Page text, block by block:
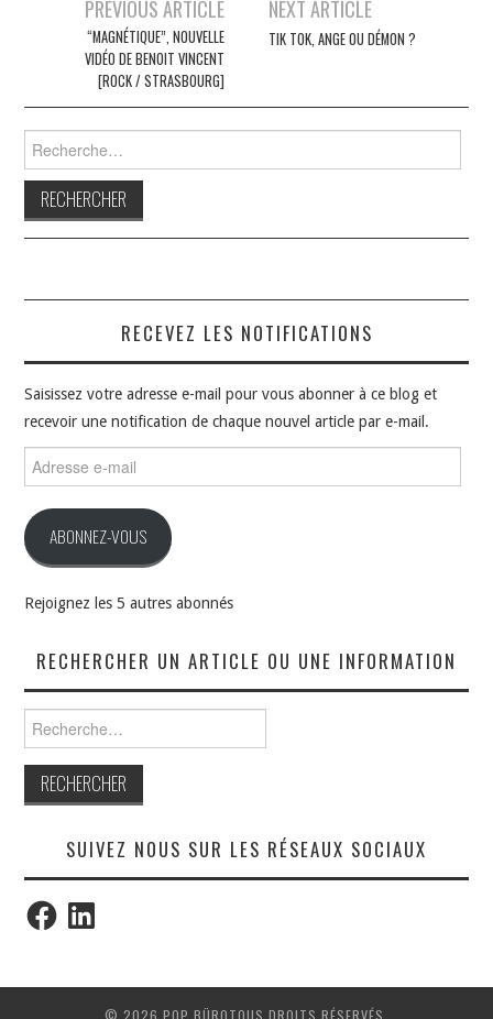
articles
PREVIOUS ARTICLE
“MAGNÉTIQUE”, NOUVELLE
VIDÉO DE BENOIT VINCENT
[ROCK / STRASBOURG]
NEXT ARTICLE
TIK TOK, ANGE OU DÉMON ?
RECEVEZ LES NOTIFICATIONS
Saisissez votre adresse e-mail pour vous abonner à ce blog et
recevoir une notification de chaque nouvel article par e-mail.
e-
ABONNEZ-VOUS
Rejoignez les 5 autres abonnés
RECHERCHER UN ARTICLE OU UNE INFORMATION
SUIVEZ NOUS SUR LES RÉSEAUX SOCIAUX
FacebookLinkedIn
© 2026 POP BÜROTOUS DROITS RÉSERVÉS.